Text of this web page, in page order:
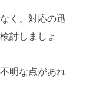
く、対応の迅
討しましょ
明な点があれ